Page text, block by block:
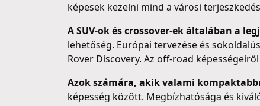
képesek kezelni mind a városi
A SUV-ok és crossover-ek általában a
lehetőség. Európai tervezése és
Rover Discovery. Az off-road
Azok számára, akik valami
képesség között. Megbízhatósága és